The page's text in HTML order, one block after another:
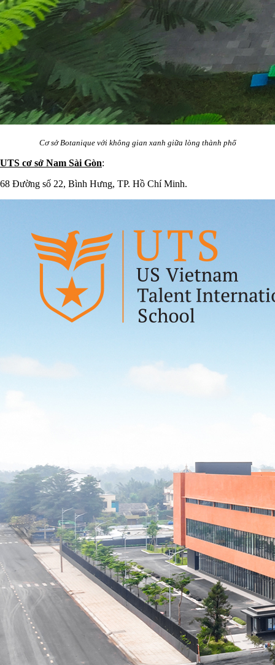
Cơ sở Botanique với không gian xanh giữa lòng thành phố
UTS cơ sở Nam Sài Gòn:
68 Đường số 22, Bình Hưng, TP. Hồ Chí Minh.